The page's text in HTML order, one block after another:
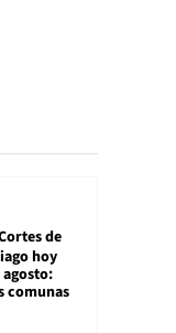
de
hoy
agosto:
comunas